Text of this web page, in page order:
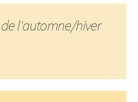
de l'automne/hiver